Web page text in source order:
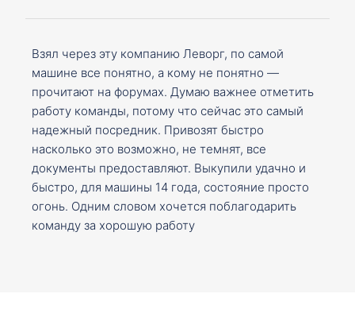
Взял через эту компанию Леворг, по самой
машине все понятно, а кому не понятно —
прочитают на форумах. Думаю важнее отметить
работу команды, потому что сейчас это самый
надежный посредник. Привозят быстро
насколько это возможно, не темнят, все
документы предоставляют. Выкупили удачно и
быстро, для машины 14 года, состояние просто
огонь. Одним словом хочется поблагодарить
команду за хорошую работу